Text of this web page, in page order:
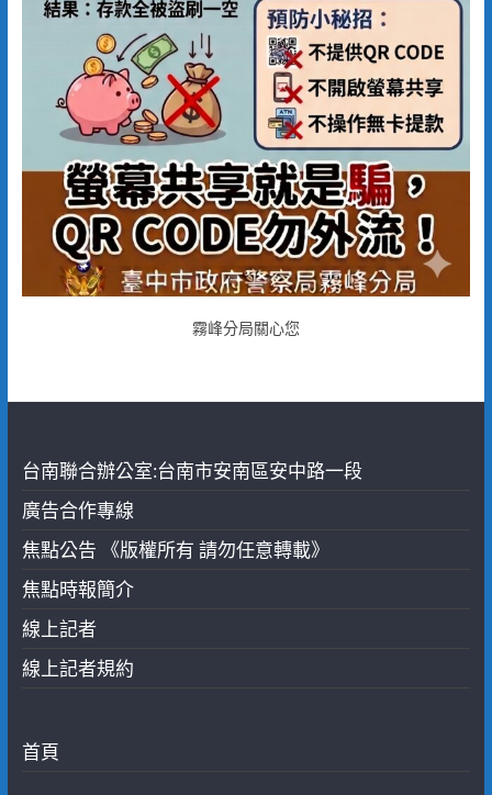
霧峰分局關心您
台南聯合辦公室:台南市安南區安中路一段
廣告合作專線
焦點公告 《版權所有 請勿任意轉載》
焦點時報簡介
線上記者
線上記者規約
首頁